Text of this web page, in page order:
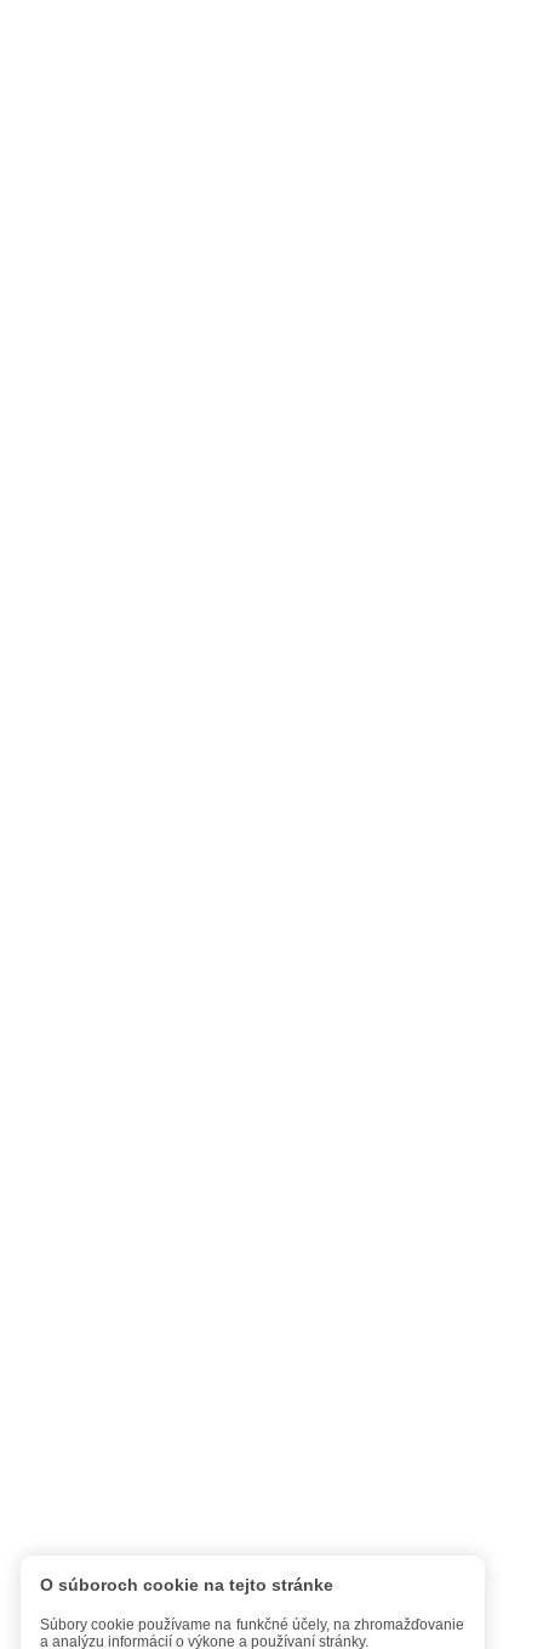
O súboroch cookie na tejto stránke
Súbory cookie používame na funkčné účely, na zhromažďovanie
a analýzu informácií o výkone a používaní stránky.